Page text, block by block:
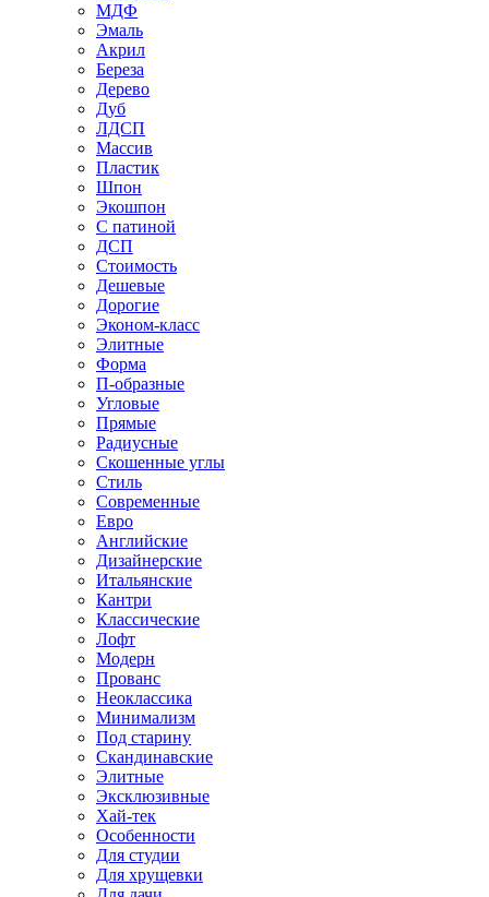
МДФ
Эмаль
Акрил
Береза
Дерево
Дуб
ЛДСП
Массив
Пластик
Шпон
Экошпон
С патиной
ДСП
Стоимость
Дешевые
Дорогие
Эконом-класс
Элитные
Форма
П-образные
Угловые
Прямые
Радиусные
Скошенные углы
Стиль
Современные
Евро
Английские
Дизайнерские
Итальянские
Кантри
Классические
Лофт
Модерн
Прованс
Неоклассика
Минимализм
Под старину
Скандинавские
Элитные
Эксклюзивные
Хай-тек
Особенности
Для студии
Для хрущевки